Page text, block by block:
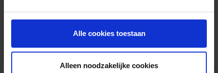
Alle cookies toestaan
Alleen noodzakelijke cookies
Foto’s ({{photos.length}})
Eigen foto’s